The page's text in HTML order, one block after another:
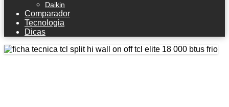
Daikin
Comparador
Tecnologia
Dicas